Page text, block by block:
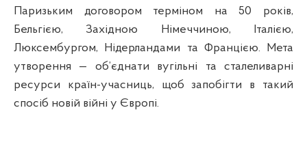
Паризьким договором терміном на 50 років,
Бельгією, Західною Німеччиною, Італією,
Люксембургом, Нідерландами та Францією. Мета
утворення — об’єднати вугільні та сталеливарні
ресурси країн-учасниць, щоб запобігти в такий
спосіб новій війні у Європі.